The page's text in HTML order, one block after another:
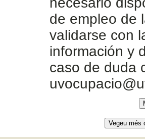
de empleo de
validarse con
información y
caso de duda